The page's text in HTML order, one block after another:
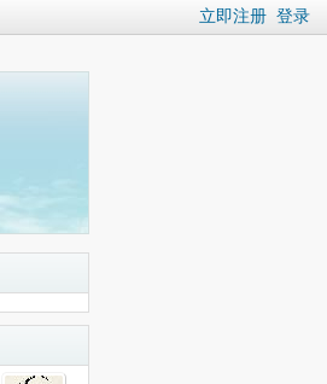
立即注册 登录